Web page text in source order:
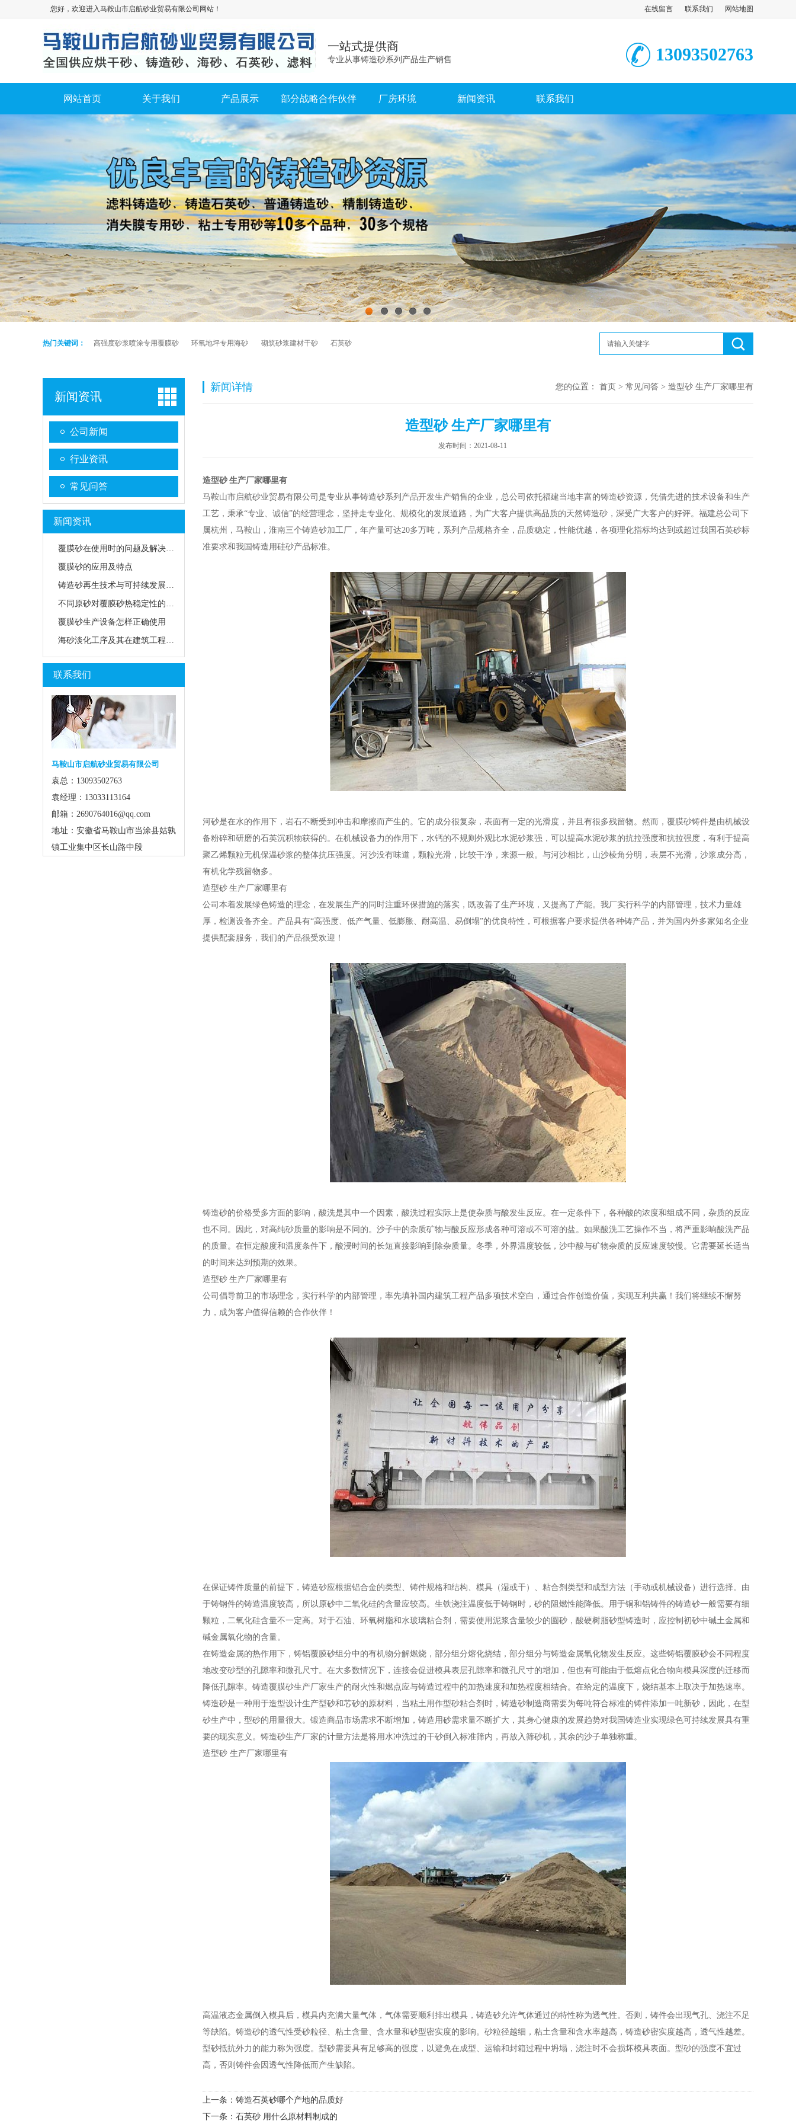
您好，欢迎进入马鞍山市启航砂业贸易有限公司网站！ 在线留言 联系我们 网站地图
一站式提供商
专业从事铸造砂系列产品生产销售 13093502763
网站首页 关于我们 产品展示 部分战略合作伙伴 厂房环境 新闻资讯 联系我们
1 2 3 4 5
热门关键词： 高强度砂浆喷涂专用覆膜砂 环氧地坪专用海砂 砌筑砂浆建材干砂 石英砂
新闻资讯
公司新闻
行业资讯
常见问答
新闻资讯
覆膜砂在使用时的问题及解决方法
覆膜砂的应用及特点
铸造砂再生技术与可持续发展路径
不同原砂对覆膜砂热稳定性的影响
覆膜砂生产设备怎样正确使用
海砂淡化工序及其在建筑工程中的应用前景
联系我们
马鞍山市启航砂业贸易有限公司
袁总：13093502763
袁经理：13033113164
邮箱：2690764016@qq.com
地址：安徽省马鞍山市当涂县姑孰
镇工业集中区长山路中段
新闻详情 您的位置： 首页 > 常见问答 > 造型砂 生产厂家哪里有
造型砂 生产厂家哪里有
发布时间：2021-08-11
造型砂 生产厂家哪里有
马鞍山市启航砂业贸易有限公司是专业从事铸造砂系列产品开发生产销售的企业，总公司依托福建当地丰富的铸造砂资源，凭借先进的技术设备和生产
工艺，秉承“专业、诚信”的经营理念，坚持走专业化、规模化的发展道路，为广大客户提供高品质的天然铸造砂，深受广大客户的好评。福建总公司下
属杭州，马鞍山，淮南三个铸造砂加工厂，年产量可达20多万吨，系列产品规格齐全，品质稳定，性能优越，各项理化指标均达到或超过我国石英砂标
准要求和我国铸造用硅砂产品标准。
河砂是在水的作用下，岩石不断受到冲击和摩擦而产生的。它的成分很复杂，表面有一定的光滑度，并且有很多残留物。然而，覆膜砂铸件是由机械设
备粉碎和研磨的石英沉积物获得的。在机械设备力的作用下，水钙的不规则外观比水泥砂浆强，可以提高水泥砂浆的抗拉强度和抗拉强度，有利于提高
聚乙烯颗粒无机保温砂浆的整体抗压强度。河沙没有味道，颗粒光滑，比较干净，来源一般。与河沙相比，山沙棱角分明，表层不光滑，沙浆成分高，
有机化学残留物多。
造型砂 生产厂家哪里有
公司本着发展绿色铸造的理念，在发展生产的同时注重环保措施的落实，既改善了生产环境，又提高了产能。我厂实行科学的内部管理，技术力量雄
厚，检测设备齐全。产品具有“高强度、低产气量、低膨胀、耐高温、易倒塌”的优良特性，可根据客户要求提供各种铸产品，并为国内外多家知名企业
提供配套服务，我们的产品很受欢迎！
铸造砂的价格受多方面的影响，酸洗是其中一个因素，酸洗过程实际上是使杂质与酸发生反应。在一定条件下，各种酸的浓度和组成不同，杂质的反应
也不同。因此，对高纯砂质量的影响是不同的。沙子中的杂质矿物与酸反应形成各种可溶或不可溶的盐。如果酸洗工艺操作不当，将严重影响酸洗产品
的质量。在恒定酸度和温度条件下，酸浸时间的长短直接影响到除杂质量。冬季，外界温度较低，沙中酸与矿物杂质的反应速度较慢。它需要延长适当
的时间来达到预期的效果。
造型砂 生产厂家哪里有
公司倡导前卫的市场理念，实行科学的内部管理，率先填补国内建筑工程产品多项技术空白，通过合作创造价值，实现互利共赢！我们将继续不懈努
力，成为客户值得信赖的合作伙伴！
在保证铸件质量的前提下，铸造砂应根据铝合金的类型、铸件规格和结构、模具（湿或干）、粘合剂类型和成型方法（手动或机械设备）进行选择。由
于铸钢件的铸造温度较高，所以原砂中二氧化硅的含量应较高。生铁浇注温度低于铸钢时，砂的阻燃性能降低。用于铜和铝铸件的铸造砂一般需要有细
颗粒，二氧化硅含量不一定高。对于石油、环氧树脂和水玻璃粘合剂，需要使用泥浆含量较少的圆砂，酸硬树脂砂型铸造时，应控制初砂中碱土金属和
碱金属氧化物的含量。
在铸造金属的热作用下，铸铝覆膜砂组分中的有机物分解燃烧，部分组分熔化烧结，部分组分与铸造金属氧化物发生反应。这些铸铝覆膜砂会不同程度
地改变砂型的孔隙率和微孔尺寸。在大多数情况下，连接会促进模具表层孔隙率和微孔尺寸的增加，但也有可能由于低熔点化合物向模具深度的迁移而
降低孔隙率。铸造覆膜砂生产厂家生产的耐火性和燃点应与铸造过程中的加热速度和加热程度相结合。在给定的温度下，烧结基本上取决于加热速率。
铸造砂是一种用于造型设计生产型砂和芯砂的原材料，当粘土用作型砂粘合剂时，铸造砂制造商需要为每吨符合标准的铸件添加一吨新砂，因此，在型
砂生产中，型砂的用量很大。锻造商品市场需求不断增加，铸造用砂需求量不断扩大，其身心健康的发展趋势对我国铸造业实现绿色可持续发展具有重
要的现实意义。铸造砂生产厂家的计量方法是将用水冲洗过的干砂倒入标准筛内，再放入筛砂机，其余的沙子单独称重。
造型砂 生产厂家哪里有
高温液态金属倒入模具后，模具内充满大量气体，气体需要顺利排出模具，铸造砂允许气体通过的特性称为透气性。否则，铸件会出现气孔、浇注不足
等缺陷。铸造砂的透气性受砂粒径、粘土含量、含水量和砂型密实度的影响。砂粒径越细，粘土含量和含水率越高，铸造砂密实度越高，透气性越差。
型砂抵抗外力的能力称为强度。型砂需要具有足够高的强度，以避免在成型、运输和封箱过程中坍塌，浇注时不会损坏模具表面。型砂的强度不宜过
高，否则铸件会因透气性降低而产生缺陷。
上一条： 铸造石英砂哪个产地的品质好
下一条： 石英砂 用什么原材料制成的